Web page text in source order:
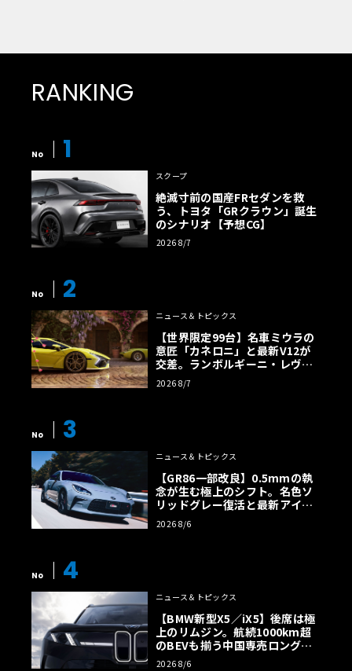
RANKING
No 1
スクープ
絶滅寸前の国産FRセダンを救
う、トヨタ「GRクラウン」誕生
のシナリオ【予想CG】
2026 8/7
No 2
ニュース＆トピックス
【世界限定99台】名車ミウラの
意匠「カネロニ」と最新V12が
交差。ランボルギーニ・レヴエ
ルトに60周年記念車が登場
2026 8/7
No 3
ニュース＆トピックス
【GR86一部改良】0.5mmの執
念が生む極上のシフト。名色ソ
リッドグレー復活と最新アイサ
イトでFRの極みへ
2026 8/6
No 4
ニュース＆トピックス
【BMW新型X5／iX5】後席は極
上のリムジン。航続1000km超
のBEVも揃う中国専売ロング仕
様の全貌
2026 8/6